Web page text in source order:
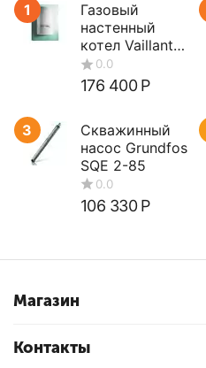
1
Газовый
настенный
котел Vaillant
turboTEC plus
VUW 362/5-5
176 400 Р
3
Скважинный
насос Grundfos
SQE 2-85
106 330 Р
Магазин
Контакты